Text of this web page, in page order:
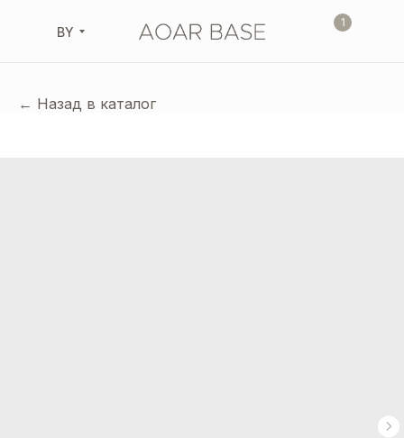
1
BY
← Назад в каталог